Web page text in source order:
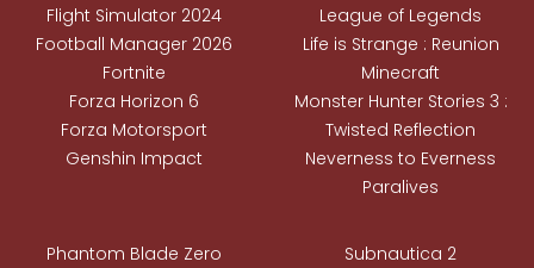
Flight Simulator 2024
Football Manager 2026
Fortnite
Forza Horizon 6
Forza Motorsport
Genshin Impact
League of Legends
Life is Strange : Reunion
Minecraft
Monster Hunter Stories 3 :
Twisted Reflection
Neverness to Everness
Paralives
Phantom Blade Zero
Subnautica 2